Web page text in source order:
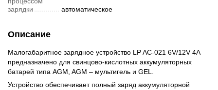
зарядки
автоматическое
Описание
Малогабаритное зарядное устройство LP AC-021 6V/12V 4A
предназначено для свинцово-кислотных аккумуляторных
батарей типа AGM, AGM – мультигель и GEL.
Устройство обеспечивает полный заряд аккумуляторной